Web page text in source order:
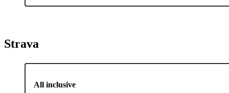
Strava
All inclusive